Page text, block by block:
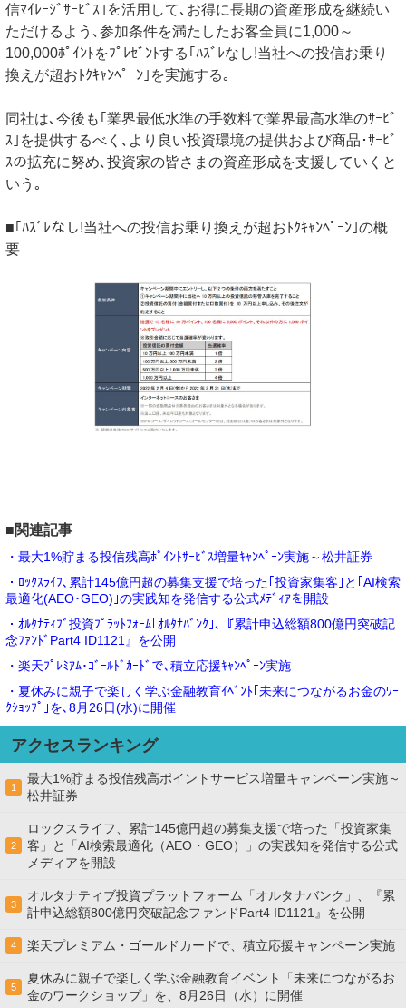
信ﾏｲﾚｰｼﾞｻｰﾋﾞｽ｣を活用して､お得に長期の資産形成を継続い
ただけるよう､参加条件を満たしたお客全員に1,000～
100,000ﾎﾟｲﾝﾄをﾌﾟﾚｾﾞﾝﾄする｢ﾊｽﾞﾚなし!当社への投信お乗り
換えが超おﾄｸｷｬﾝﾍﾟｰﾝ｣を実施する｡
同社は､今後も｢業界最低水準の手数料で業界最高水準のｻｰﾋﾞ
ｽ｣を提供するべく､より良い投資環境の提供および商品･ｻｰﾋﾞ
ｽの拡充に努め､投資家の皆さまの資産形成を支援していくと
いう｡
■｢ﾊｽﾞﾚなし!当社への投信お乗り換えが超おﾄｸｷｬﾝﾍﾟｰﾝ｣の概
要
■関連記事
・最大1%貯まる投信残高ﾎﾟｲﾝﾄｻｰﾋﾞｽ増量ｷｬﾝﾍﾟｰﾝ実施～松井証券
・ﾛｯｸｽﾗｲﾌ､累計145億円超の募集支援で培った｢投資家集客｣と｢AI検索
最適化(AEO･GEO)｣の実践知を発信する公式ﾒﾃﾞｨｱを開設
・ｵﾙﾀﾅﾃｨﾌﾞ投資ﾌﾟﾗｯﾄﾌｫｰﾑ｢ｵﾙﾀﾅﾊﾞﾝｸ｣､『累計申込総額800億円突破記
念ﾌｧﾝﾄﾞPart4 ID1121』を公開
・楽天ﾌﾟﾚﾐｱﾑ･ｺﾞｰﾙﾄﾞｶｰﾄﾞで､積立応援ｷｬﾝﾍﾟｰﾝ実施
・夏休みに親子で楽しく学ぶ金融教育ｲﾍﾞﾝﾄ｢未来につながるお金のﾜｰ
ｸｼｮｯﾌﾟ｣を､8月26日(水)に開催
アクセスランキング
1
最大1%貯まる投信残高ポイントサービス増量キャンペーン実施～
松井証券
2
ロックスライフ、累計145億円超の募集支援で培った「投資家集
客」と「AI検索最適化（AEO・GEO）」の実践知を発信する公式
メディアを開設
3
オルタナティブ投資プラットフォーム「オルタナバンク」、『累
計申込総額800億円突破記念ファンドPart4 ID1121』を公開
4 楽天プレミアム・ゴールドカードで、積立応援キャンペーン実施
5
夏休みに親子で楽しく学ぶ金融教育イベント「未来につながるお
金のワークショップ」を、8月26日（水）に開催